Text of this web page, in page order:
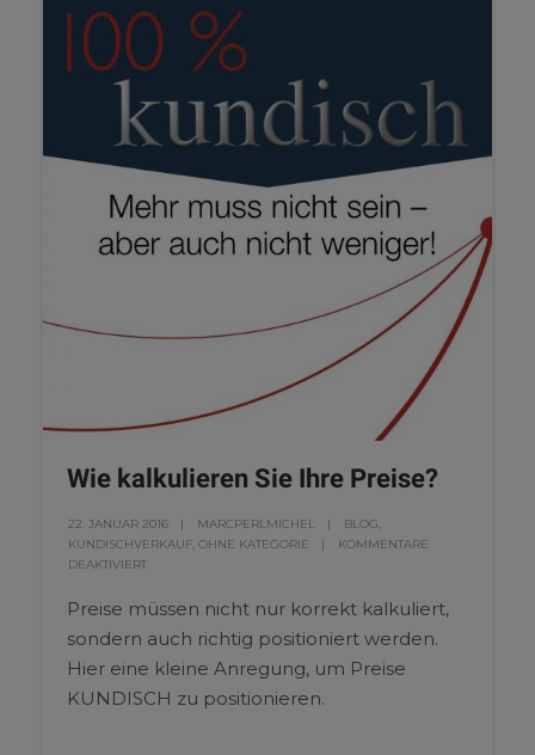
Wie kalkulieren Sie Ihre Preise?
22. JANUAR 2016 MARCPERLMICHEL BLOG,
KUNDISCHVERKAUF, OHNE KATEGORIE
KOMMENTARE
DEAKTIVIERT
Preise müssen nicht nur korrekt kalkuliert,
sondern auch richtig positioniert werden.
Hier eine kleine Anregung, um Preise
KUNDISCH zu positionieren.